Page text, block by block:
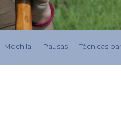
Mochila Pausas Técnicas